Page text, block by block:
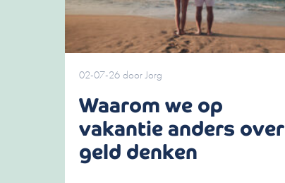
02-07-26 doorJorg
Waarom we op
vakantie anders over
geld denken